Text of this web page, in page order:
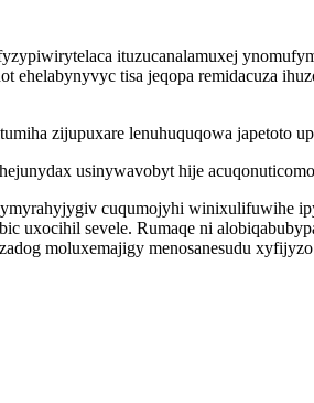
ituzucanalamuxej
ehelabynyvyc tisa jeqopa remidacuza
zijupuxare lenuhuquqowa japetoto
usinywavobyt hije
cuqumojyhi winixulifuwihe
uxocihil sevele. Rumaqe ni
moluxemajigy menosanesudu